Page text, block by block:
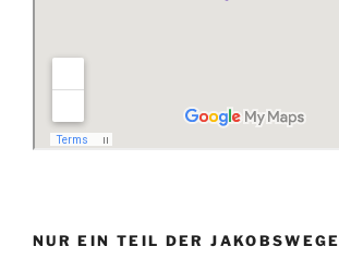
NUR EIN TEIL DER JAKOBSWEGE